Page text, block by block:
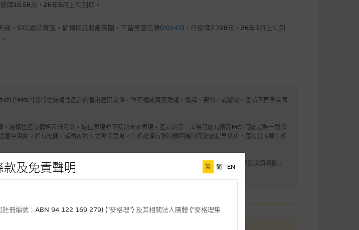
使價16.58元，26年6月上旬到期。
，STC處超賣區。倘預期該股能突圍，可留意國信購(20147) ，行使價7.728元，26年3月上旬到
("MBL")發行之結構性產品向香港居民提供，並不構成買賣建議、邀請、要約、或遊説。產品不售予美國
結構性產品價格可升可跌。過往表現並不反映未來表現。產品的第二市場可能有限而MCL可能是唯一報價
風險。如有需要，請徵詢獨立之專業意見。牛熊證備有強制贖回機制可能被提早終止，届時(i) N類牛熊
之接受存款機構。該等機構之責任，並不相當於MBL之存款或其他負債。任何投資均需承受投資風險，
或提供任何保障。MCL不為資料的準確度、完整度或合時性負上責任。
寧德高開後轉跌 留意購15232、沽28332
款及免責聲明 繁 简 EN
冊編號：ABN 94 122 169 279) (”麥格理”) 及其相關法人團體 (”麥格理集